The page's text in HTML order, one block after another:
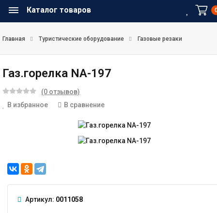
Каталог товаров
Главная Туристические оборудование Газовые резаки
Газ.горелка NA-197
(0 отзывов)
В избранное
В сравнение
Артикул: 0011058